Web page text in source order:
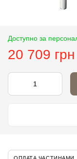
Доступно за
20 709 грн
ОПЛАТА ЧАСТИНАМИ